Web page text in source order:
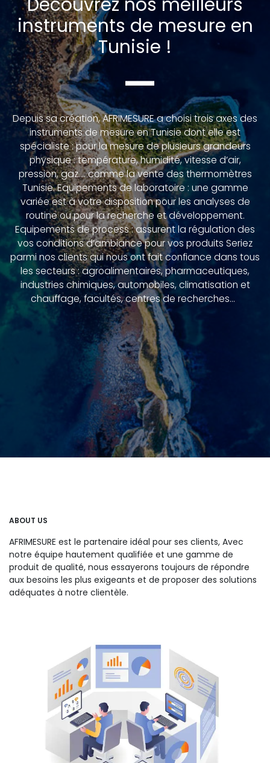
instruments de mesure en
Tunisie !
—
Depuis sa création, AFRIMESURE a choisi trois axes des
instruments de mesure en Tunisie dont elle est
spécialiste : pour la mesure de plusieurs grandeurs
physique : température, humidité, vitesse d’air,
pression, gaz…. comme la vente des thermomètres
Tunisie. Equipements de laboratoire : une gamme
variée est à votre disposition pour les analyses de
routine ou pour la recherche et développement.
Equipements de process : assurent la régulation des
vos conditions d’ambiance pour vos produits Seriez
parmi nos clients qui nous ont fait confiance dans tous
les secteurs : agroalimentaires, pharmaceutiques,
industries chimiques, automobiles, climatisation et
chauffage, facultés, centres de recherches…
ABOUT US
AFRIMESURE est le partenaire idéal pour ses clients, Avec
notre équipe hautement qualifiée et une gamme de
produit de qualité, nous essayerons toujours de répondre
aux besoins les plus exigeants et de proposer des solutions
adéquates à notre clientèle.